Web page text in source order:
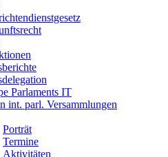
Parlaments IT
int. parl. Versammlungen
Porträt
Termine
Aktivitäten